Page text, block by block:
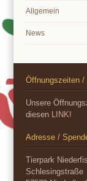
Allgemein
News
Öffnungszeiten /
Unsere
diesen LINK!
Adresse /
Tierpark
Schlesingstraße